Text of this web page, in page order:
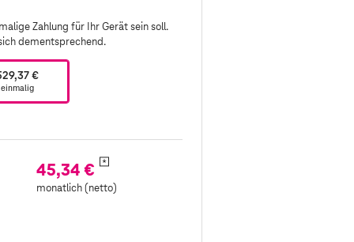
Zahlung für Ihr Gerät sein soll.
dementsprechend.
€
einmalig
45,34 € *
monatlich (netto)